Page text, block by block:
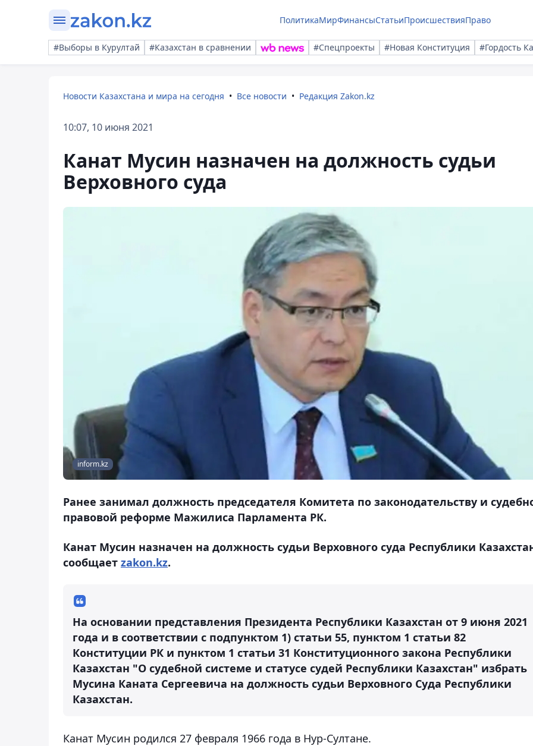
ПолитикаМирФинансыСтатьиПроисшествияПраво
#Выборы в Курултай #Казахстан в сравнении #Спецпроекты #Новая Конституция #Гордость
Новости Казахстана и мира на сегодня Все новости Редакция Zakon.kz
10:07, 10 июня 2021
Канат Мусин назначен на должность судьи
Верховного cуда
inform.kz
Ранее занимал должность председателя Комитета по законодательству и
правовой реформе Мажилиса Парламента РК.
Канат Мусин назначен на должность судьи Верховного cуда Республики
сообщает zakon.kz.
На основании представления Президента Республики Казахстан от 9 июня 2021
года и в соответствии с подпунктом 1) статьи 55, пунктом 1 статьи 82
Конституции РК и пунктом 1 статьи 31 Конституционного закона Республики
Казахстан "О судебной системе и статусе судей Республики Казахстан" избрать
Мусина Каната Сергеевича на должность судьи Верховного Суда Республики
Казахстан.
Канат Мусин родился 27 февраля 1966 года в Нур-Султане.